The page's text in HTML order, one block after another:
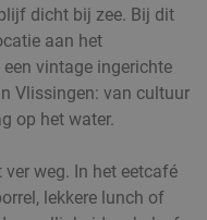
dicht bij zee. Bij dit
aan het
vintage ingerichte
Vlissingen: van cultuur
op het water.
weg. In het eetcafé
lekkere lunch of